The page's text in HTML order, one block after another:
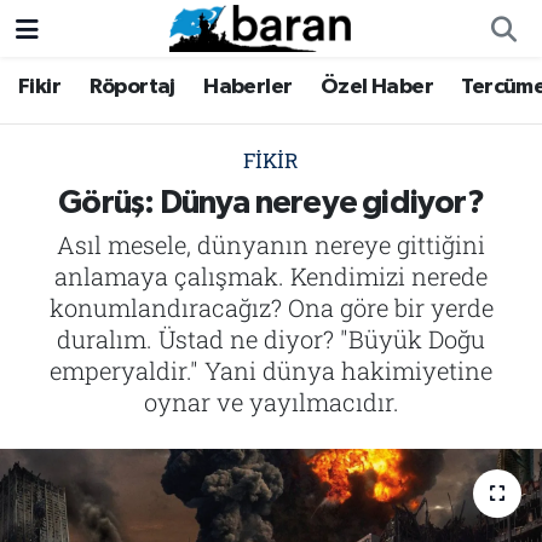
Fikir Röportaj Haberler Özel Haber
FIKIR
Görüş: Dünya nereye gidiyor?
Asıl mesele, dünyanın nereye gittiğini
anlamaya çalışmak. Kendimizi nerede
konumlandıracağız? Ona göre bir yerde
duralım. Üstad ne diyor? "Büyük Doğu
emperyaldir." Yani dünya hakimiyetine
oynar ve yayılmacıdır.
Fikir
Haberler
Özel Haber
Tercüme
Büyük Doğu-İbda
Dergi
Fikir
Haberler
Özel Haber
Tercüme
Büyük Doğu-İbda
Dergi
Nöbetçi Eczaneler
Trafik Durumu
Süper Lig Puan Durumu ve Fikstür
Tüm Manşetler
Son Dakika Haberleri
Haber Arşivi